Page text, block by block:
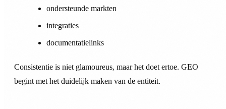
ondersteunde markten
integraties
documentatielinks
Consistentie is niet glamoureus, maar het doet ertoe. GEO
begint met het duidelijk maken van de entiteit.